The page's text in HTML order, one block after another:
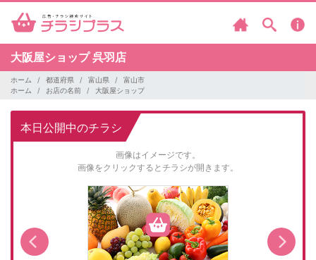
大阪屋ショップ呉羽店
ホーム 都道府県 富山県
富山市
ホーム
お店の名前 大阪屋ショップ
本日公開中のチラシ
画像はイメージです。
画像をクリックするとチラシが開きます。